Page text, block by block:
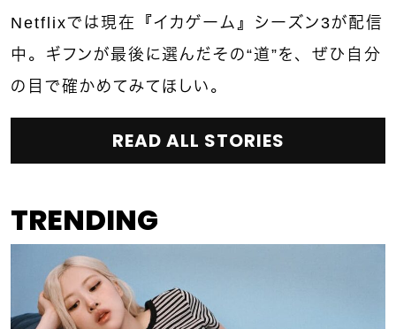
Netflixでは現在『イカゲーム』シーズン3が配信
中。ギフンが最後に選んだその“道”を、ぜひ自分
の目で確かめてみてほしい。
READ ALL STORIES
TRENDING